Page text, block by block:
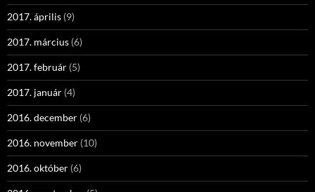
2017. április (9)
2017. március (6)
2017. február (5)
2017. január (4)
2016. december (6)
2016. november (10)
2016. október (6)